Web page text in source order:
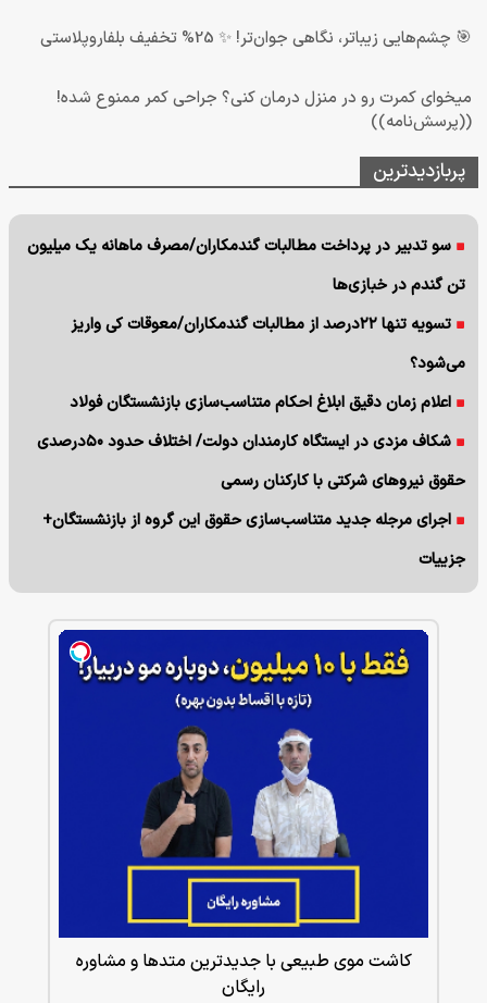
🎯 چشم‌هایی زیباتر، نگاهی جوان‌تر! ✨ 25% تخفیف بلفاروپلاستی
میخوای کمرت رو در منزل درمان کنی؟ جراحی کمر ممنوع شده!
((پرسش‌نامه))
پربازدیدترین
سو تدبیر در پرداخت مطالبات گندمکاران/مصرف ماهانه یک میلیون
تن گندم در خبازی‌ها
تسویه تنها ۲۲درصد از مطالبات گندمکاران/معوقات کی واریز
می‌شود؟
اعلام زمان دقیق ابلاغ احکام متناسب‌سازی بازنشستگان فولاد
شکاف مزدی در ایستگاه کارمندان دولت/ اختلاف حدود ۵۰درصدی
حقوق نیروهای شرکتی با کارکنان رسمی
اجرای مرجله جدید متناسب‌سازی حقوق این گروه از بازنشستگان+
جزییات
کاشت موی طبیعی با جدیدترین متدها و مشاوره
رایگان